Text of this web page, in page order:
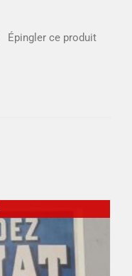
Épingler ce produit